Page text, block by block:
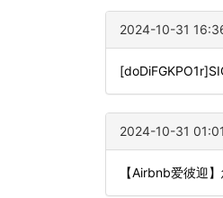
2024-10-31
2024-10-31
【Airbnb爱彼迎